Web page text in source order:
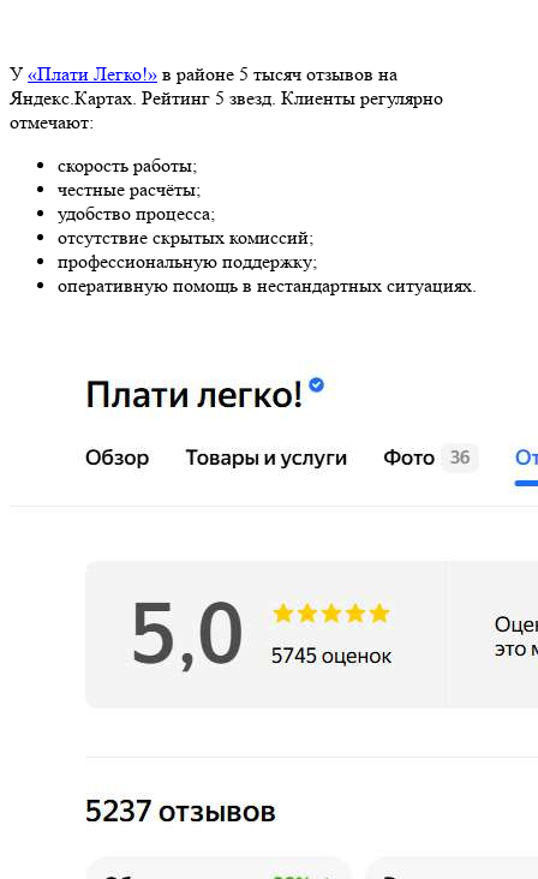
У «Плати Легко!» в районе 5 тысяч отзывов на
Яндекс.Картах. Рейтинг 5 звезд. Клиенты регулярно
отмечают:
скорость работы;
честные расчёты;
удобство процесса;
отсутствие скрытых комиссий;
профессиональную поддержку;
оперативную помощь в нестандартных ситуациях.